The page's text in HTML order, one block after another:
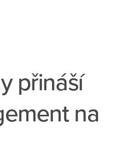
přináší
na